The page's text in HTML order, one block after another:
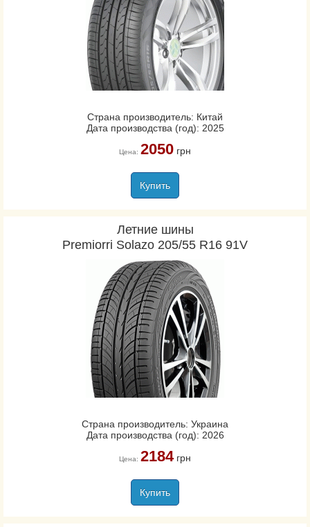
Страна производитель: Китай
Дата производства (год): 2025
Цена: 2050грн
Купить
Летние шины
Premiorri Solazo 205/55 R16 91V
Страна производитель: Украина
Дата производства (год): 2026
Цена: 2184грн
Купить